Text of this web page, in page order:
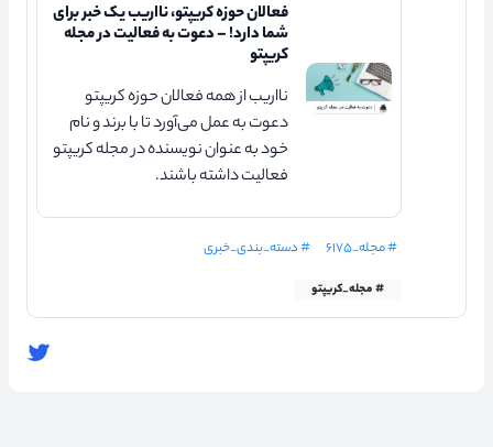
فعالان حوزه کریپتو، نااریب یک خبر برای
شما دارد! – دعوت به فعالیت در مجله
کریپتو
نااریب از همه فعالان حوزه کریپتو
دعوت به عمل می‌آورد تا با برند و نام
خود به عنوان نویسنده در مجله کریپتو
فعالیت داشته باشند.
# مجله_۶۱۷۵ # دسته_بندی_خبری
# مجله_کریپتو